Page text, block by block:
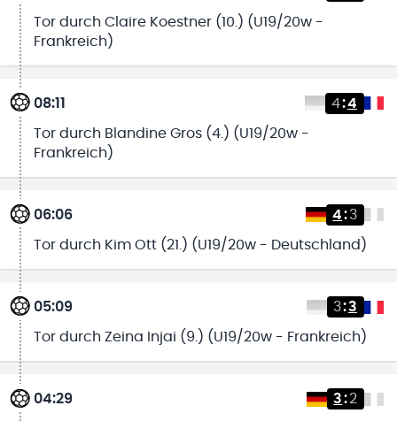
Tor durch Claire Koestner (10.) (U19/20w -
Frankreich)
08:11 4:4
Tor durch Blandine Gros (4.) (U19/20w -
Frankreich)
06:06 4:3
Tor durch Kim Ott (21.) (U19/20w - Deutschland)
05:09 3:3
Tor durch Zeina Injai (9.) (U19/20w - Frankreich)
04:29 3:2